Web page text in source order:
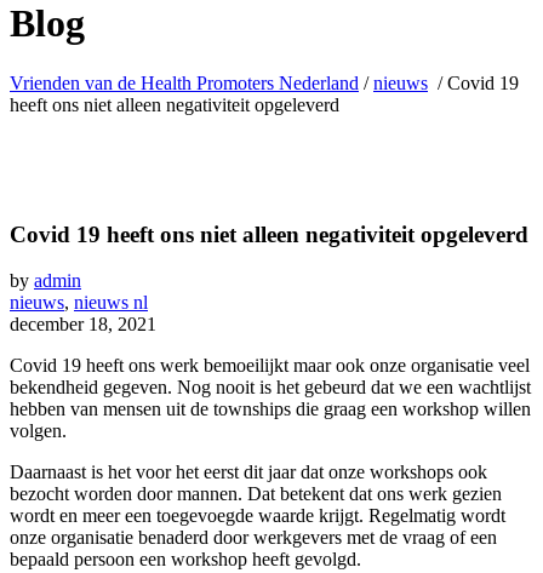
Blog
Vrienden van de Health Promoters Nederland /nieuws /Covid 19
heeft ons niet alleen negativiteit opgeleverd
Covid 19 heeft ons niet alleen negativiteit opgeleverd
by admin
nieuws, nieuws nl
december 18, 2021
Covid 19 heeft ons werk bemoeilijkt maar ook onze organisatie veel
bekendheid gegeven. Nog nooit is het gebeurd dat we een wachtlijst
hebben van mensen uit de townships die graag een workshop willen
volgen.
Daarnaast is het voor het eerst dit jaar dat onze workshops ook
bezocht worden door mannen. Dat betekent dat ons werk gezien
wordt en meer een toegevoegde waarde krijgt. Regelmatig wordt
onze organisatie benaderd door werkgevers met de vraag of een
bepaald persoon een workshop heeft gevolgd.